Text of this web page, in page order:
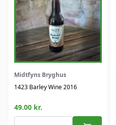
Midtfyns Bryghus
1423 Barley Wine 2016
49.00 kr.